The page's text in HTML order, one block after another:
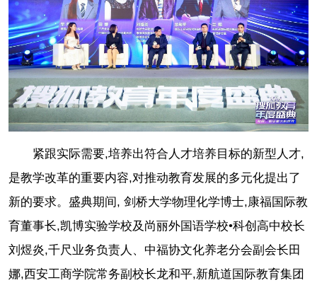
紧跟实际需要,培养出符合人才培养目标的新型人才,
是教学改革的重要内容,对推动教育发展的多元化提出了
新的要求。盛典期间, 剑桥大学物理化学博士,康福国际教
育董事长,凯博实验学校及尚丽外国语学校•科创高中校长
刘煜炎,千尺业务负责人、中福协文化养老分会副会长田
娜,西安工商学院常务副校长龙和平,新航道国际教育集团